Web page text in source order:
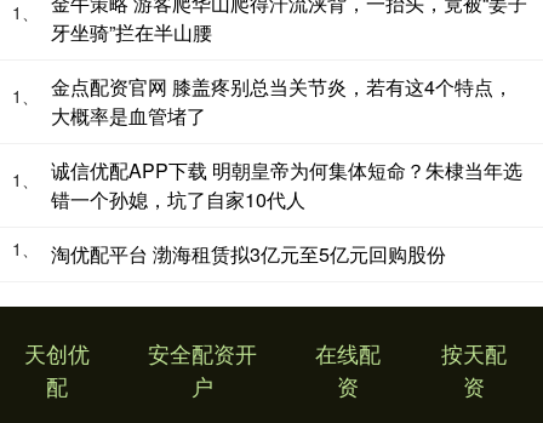
1、
牙坐骑”拦在半山腰
1、
金点配资官网 膝盖疼别总当关节炎，若有这4个特点，
大概率是血管堵了
1、
诚信优配APP下载 明朝皇帝为何集体短命？朱棣当年选
错一个孙媳，坑了自家10代人
1、 淘优配平台 渤海租赁拟3亿元至5亿元回购股份
天创优
配
安全配资开
户
在线配
资
按天配
资